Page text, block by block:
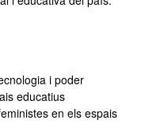
i poder
educatius
en els espais